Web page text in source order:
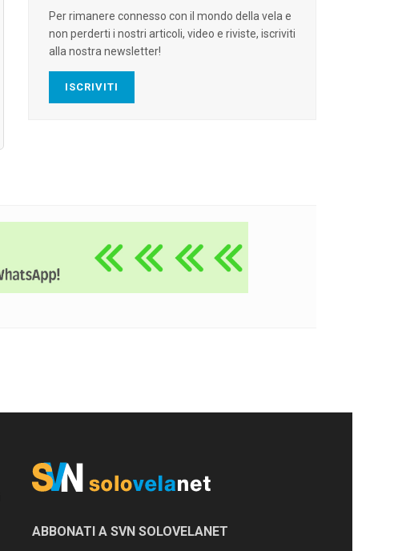
Per rimanere connesso con il mondo della vela e
non perderti i nostri articoli, video e riviste, iscriviti
alla nostra newsletter!
ISCRIVITI
ABBONATI A SVN SOLOVELANET